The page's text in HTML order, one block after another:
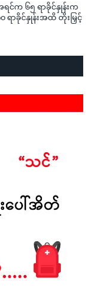
က ၆၅ ရာခိုင်နှုန်းက
ရာခိုင်နှုန်းအထိ တိုးမြှင့်